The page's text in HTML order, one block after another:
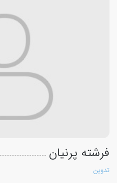
فرشته پرنیان
تدوین